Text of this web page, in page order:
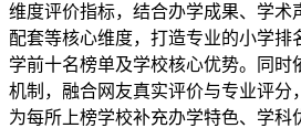
维度评价指标，结合办学成果、学术
配套等核心维度，打造专业的小学排
学前十名榜单及学校核心优势。同时
机制，融合网友真实评价与专业评分
为每所上榜学校补充办学特色、学科